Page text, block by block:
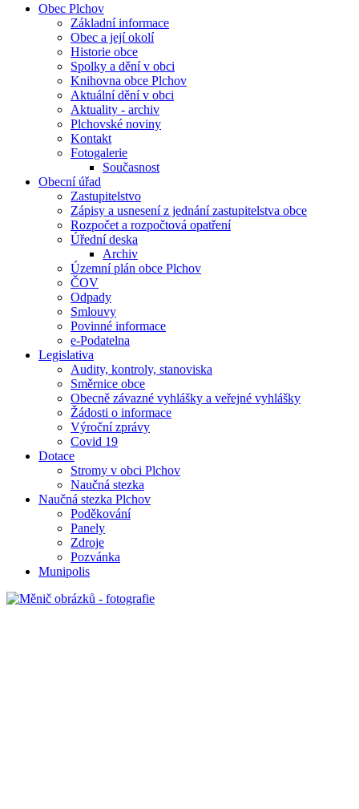
Obec Plchov
Základní informace
Obec a její okolí
Historie obce
Spolky a dění v obci
Knihovna obce Plchov
Aktuální dění v obci
Aktuality - archiv
Plchovské noviny
Kontakt
Fotogalerie
Současnost
Obecní úřad
Zastupitelstvo
Zápisy a usnesení z jednání zastupitelstva obce
Rozpočet a rozpočtová opatření
Úřední deska
Archiv
Územní plán obce Plchov
ČOV
Odpady
Smlouvy
Povinné informace
e-Podatelna
Legislativa
Audity, kontroly, stanoviska
Směrnice obce
Obecně závazné vyhlášky a veřejné vyhlášky
Žádosti o informace
Výroční zprávy
Covid 19
Dotace
Stromy v obci Plchov
Naučná stezka
Naučná stezka Plchov
Poděkování
Panely
Zdroje
Pozvánka
Munipolis